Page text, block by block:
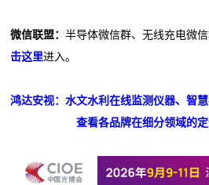
微信联盟：半导体微信群、无线充电微
击这里进入。
鸿达安视：水文水利在线监测仪器、智
查看各品牌在细分领域的